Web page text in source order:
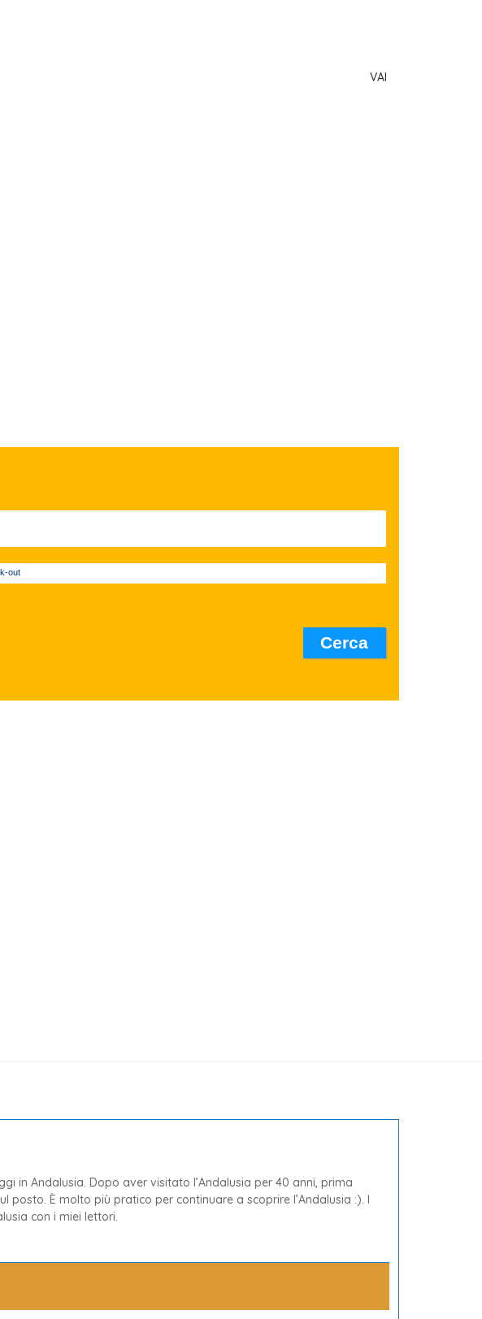
out
in Andalusia. Dopo aver visitato l’Andalusia per 40 anni, prima
È molto più pratico per continuare a scoprire l’Andalusia :). I
con i miei lettori.